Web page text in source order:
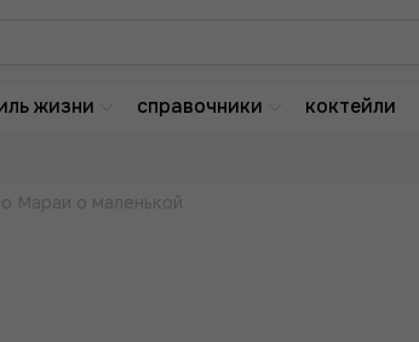
жизни справочники коктейли
Мараи о маленькой